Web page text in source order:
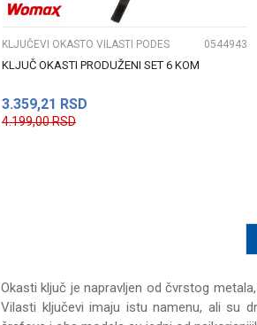
KLJUČEVI OKASTO VILASTI PODES 0544943
KLJUČ OKASTI PRODUŽENI SET 6 KOM
3.359,21 RSD
4.199,00RSD
Okasti ključ je napravljen od čvrstog
Vilasti ključevi imaju istu namenu, ali su